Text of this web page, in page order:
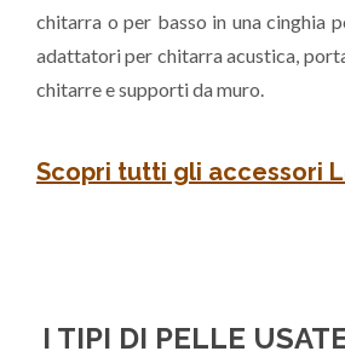
chitarra o per basso in una cinghia
adattatori per chitarra acustica,
chitarre e supporti da muro.
Scopri tutti gli accessori
I TIPI DI PELLE